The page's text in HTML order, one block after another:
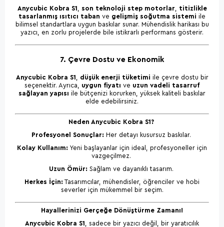
Anycubic Kobra S1 son teknoloji step motorlar
titizlikle
tasarlanmış ısıtıcı taban ve gelişmiş soğutma sistemi ile
bilimsel standartlara uygun baskılar sunar. Mühendislik harikası bu
yazıcı, en zorlu projelerde bile istikrarlı performans gösterir.
7. Çevre Dostu ve Ekonomik
Anycubic Kobra S1 düşük enerji tüketimi ile çevre dostu bir
seçenektir. Ayrıca, uygun fiyatı ve uzun vadeli tasarruf
sağlayan yapısı ile bütçenizi korurken, yüksek kaliteli baskılar
elde edebilirsiniz.
Neden Anycubic Kobra S1?
Profesyonel Sonuçlar:Her detayı kusursuz baskılar.
Kolay Kullanım: Yeni başlayanlar için ideal, profesyoneller için
vazgeçilmez.
Uzun Ömür:Sağlam ve dayanıklı tasarım.
Herkes İçin:Tasarımcılar, mühendisler, öğrenciler ve hobi
severler için mükemmel bir seçim.
Hayallerinizi Gerçeğe Dönüştürme Zamanı!
Anycubic Kobra S1 , sadece bir yazıcı değil, bir yaratıcılık